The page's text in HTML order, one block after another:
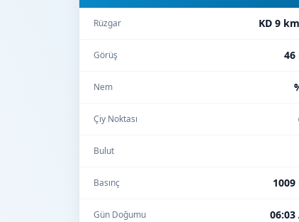
Rüzgar KD 9
Görüş 46
Nem
Çiy Noktası
Bulut
Basınç
Gün Doğumu 06:03